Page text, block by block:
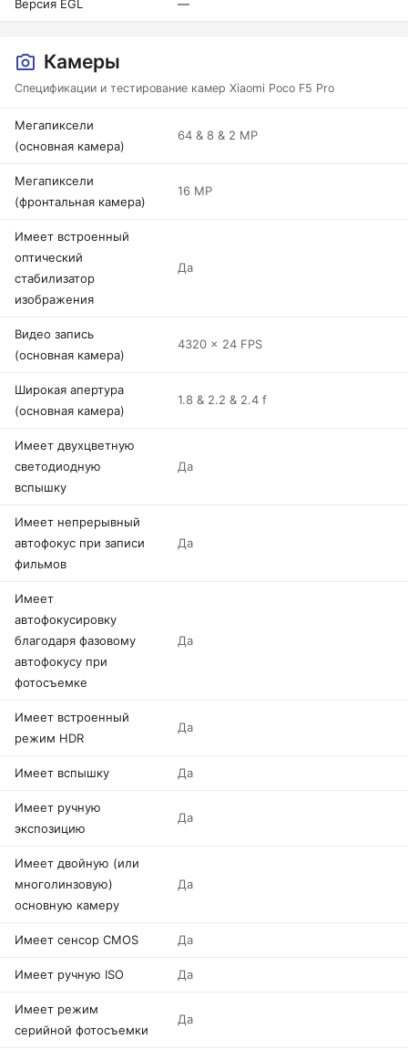
Версия EGL —
Камеры
Спецификации и тестирование камер Xiaomi Poco F5 Pro
Мегапиксели
(основная камера)
64 & 8 & 2 MP
Мегапиксели
(фронтальная камера)
16 MP
Имеет встроенный
оптический
стабилизатор
изображения
Да
Видео запись
(основная камера)
4320 x 24 FPS
Широкая апертура
(основная камера)
1.8 & 2.2 & 2.4 f
Имеет двухцветную
светодиодную
вспышку
Да
Имеет непрерывный
автофокус при записи
фильмов
Да
Имеет
автофокусировку
благодаря фазовому
автофокусу при
фотосъемке
Да
Имеет встроенный
режим HDR
Да
Имеет вспышку Да
Имеет ручную
экспозицию
Да
Имеет двойную (или
многолинзовую)
основную камеру
Да
Имеет сенсор CMOS Да
Имеет ручную ISO Да
Имеет режим
серийной фотосъемки
Да